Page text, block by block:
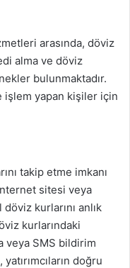
arasında, döviz
alma ve döviz
bulunmaktadır.
işlem yapan kişiler için
takip etme imkanı
sitesi veya
kurlarını anlık
kurlarındaki
veya SMS bildirim
doğru